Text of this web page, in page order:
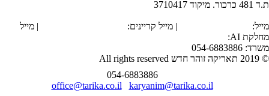
ת.ד 481 כרכור. מיקוד 3710417
מייל:
| מייל קריינים:
| מייל
מחלקת AI
:
משרד: 054-6883886
© 2019 תאריקה זוהר חדש All rights reserved
054-6883886
office@tarika.co.il
karyanim@tarika.co.il